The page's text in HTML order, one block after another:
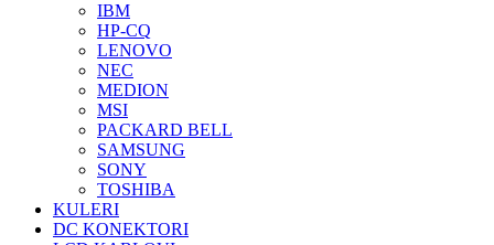
IBM
HP-CQ
LENOVO
NEC
MEDION
MSI
PACKARD BELL
SAMSUNG
SONY
TOSHIBA
KULERI
DC KONEKTORI